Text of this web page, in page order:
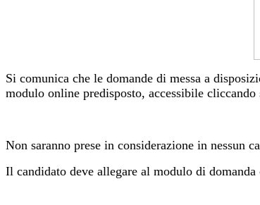
Si comunica che le domande di messa a
modulo online predisposto, accessibile cliccando
Non saranno prese in considerazione in nessun
Il candidato deve allegare al modulo di